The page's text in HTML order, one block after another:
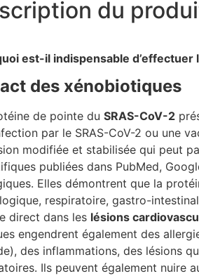
du
est-il indispensable d’effectuer
des xénobiotiques
de pointe du SRAS-CoV-2
par le SRAS-CoV-2 ou une
modifiée et stabilisée qui peut
publiées dans PubMed,
Elles démontrent que la
respiratoire, gastro-
direct dans les lésions
engendrent également des
des inflammations, des lésions
Ils peuvent également nuire